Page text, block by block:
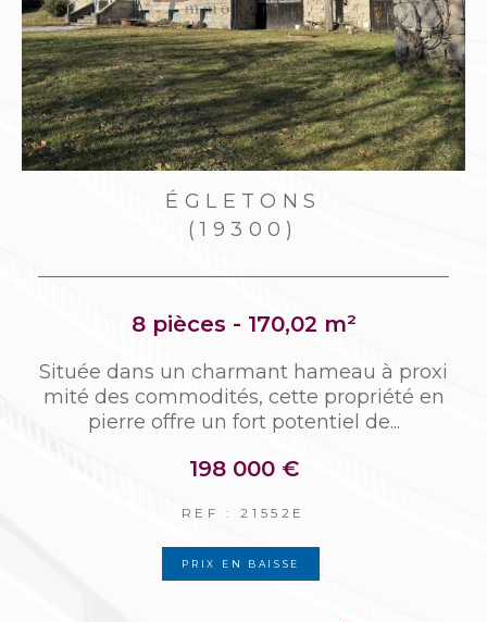
CLERGOUX
(19320)
7 pièces - 114,30 m²
Située entre Tulle et Égletons, aux portes
de Marcillac-la-Croisille cette maison bâti
e sur sous-sol total dans les...
126 000 €
REF : 21395E
PRIX EN BAISSE